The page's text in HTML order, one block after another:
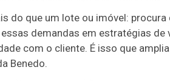
do que um lote ou imóvel:
demandas em estratégias
com o cliente. É isso que
Benedo.